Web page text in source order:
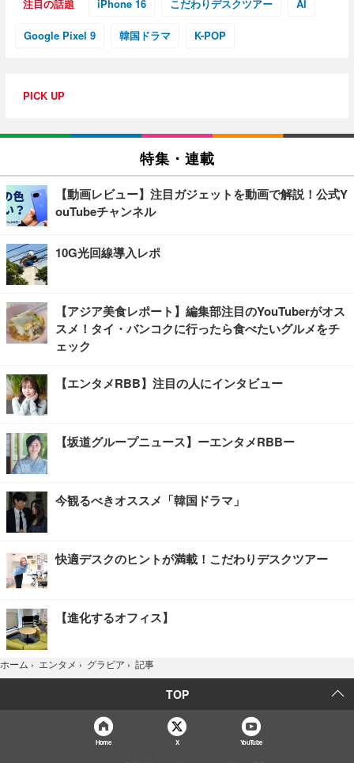
注目の話題 iPhone 16 こだわりデスクツアー AI
Google Pixel 9 韓国ドラマ K-POP
PICK UP
特集・連載
【動画レビュー】注目ガジェットを動画で解説！公式Y
ouTubeチャンネル
10G光回線導入レポ
【アジア美食レポート】編集部注目のYouTuberがオス
スメ！タイ・バンコクに行ったら食べたいグルメをチ
ェック
【エンタメRBB】注目の人にインタビュー
【坂道グループニュース】ーエンタメRBBー
今観るべきオススメ「韓国ドラマ」
快適デスクのヒントが満載！こだわりデスクツアー
【進化するオフィス】
ホーム › エンタメ › グラビア › 記事
TOP
Home X YouTube